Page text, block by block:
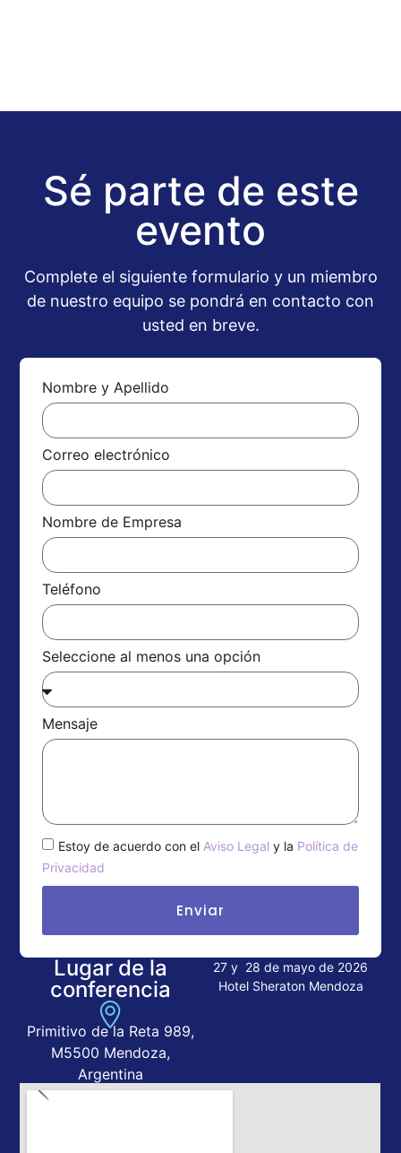
Lugar de la
conferencia
Primitivo de la Reta 989,
M5500 Mendoza,
Argentina
27 y 28 de mayo de 2026
Hotel Sheraton Mendoza
Sé parte de este
evento
Complete el siguiente formulario y un miembro
de nuestro equipo se pondrá en contacto con
usted en breve.
Nombre y Apellido
Correo electrónico
Nombre de Empresa
Teléfono
Seleccione al menos una opción
Mensaje
Estoy de acuerdo con elAviso Legaly la Política de
Privacidad
Enviar